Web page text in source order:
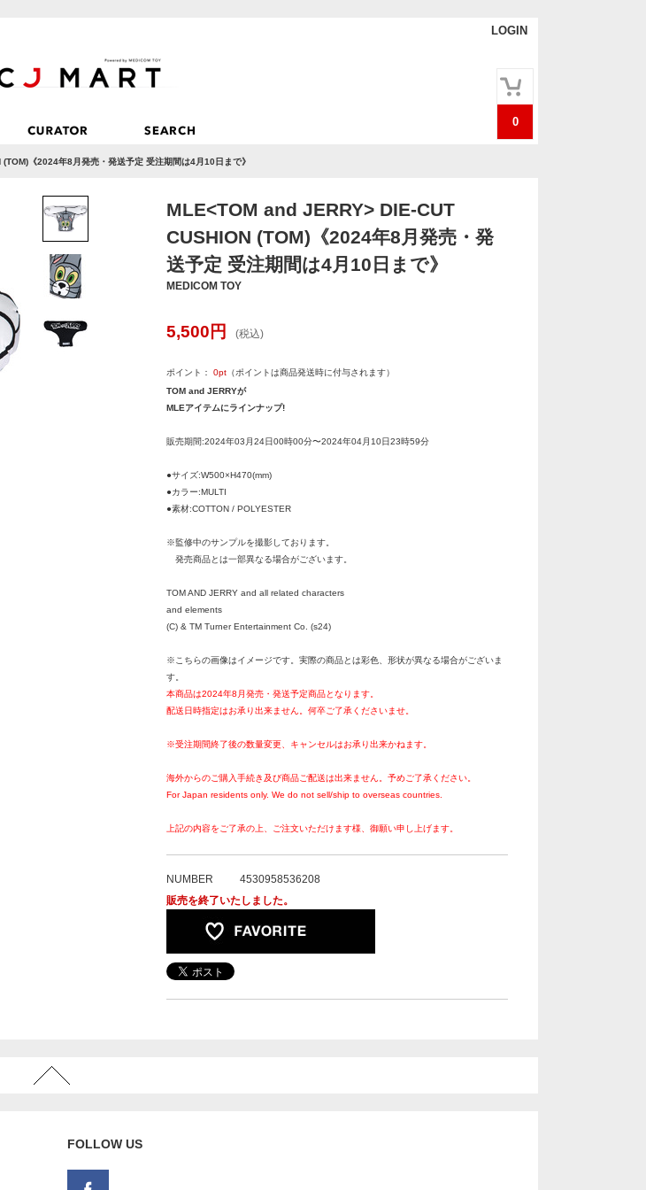
LOGIN
0
《2024年8月発売・発送予定 受注期間は4月10日まで》
MLE<TOM and JERRY> DIE-CUT
CUSHION (TOM)《2024年8月発売・発
送予定 受注期間は4月10日まで》
MEDICOM TOY
5,500 円 (税込)
ポイント： 0pt （ポイントは商品発送時に付与されます）
TOM and JERRYが
MLEアイテムにラインナップ!
販売期間:2024年03月24日00時00分〜2024年04月10日23時59分
●サイズ:W500×H470(mm)
●カラー:MULTI
●素材:COTTON / POLYESTER
※監修中のサンプルを撮影しております。
発売商品とは一部異なる場合がございます。
TOM AND JERRY and all related characters
and elements
(C) & TM Turner Entertainment Co. (s24)
※こちらの画像はイメージです。実際の商品とは彩色、形状が異なる場合がございま
す。
本商品は2024年8月発売・発送予定商品となります。
配送日時指定はお承り出来ません。何卒ご了承くださいませ。
※受注期間終了後の数量変更、キャンセルはお承り出来かねます。
海外からのご購入手続き及び商品ご配送は出来ません。予めご了承ください。
For Japan residents only. We do not sell/ship to overseas countries.
上記の内容をご了承の上、ご注文いただけます様、御願い申し上げます。
NUMBER
4530958536208
販売を終了いたしました。
FOLLOW US